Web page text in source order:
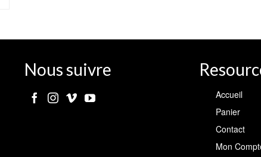
Nous suivre
Accueil
Panier
Contact
Mon